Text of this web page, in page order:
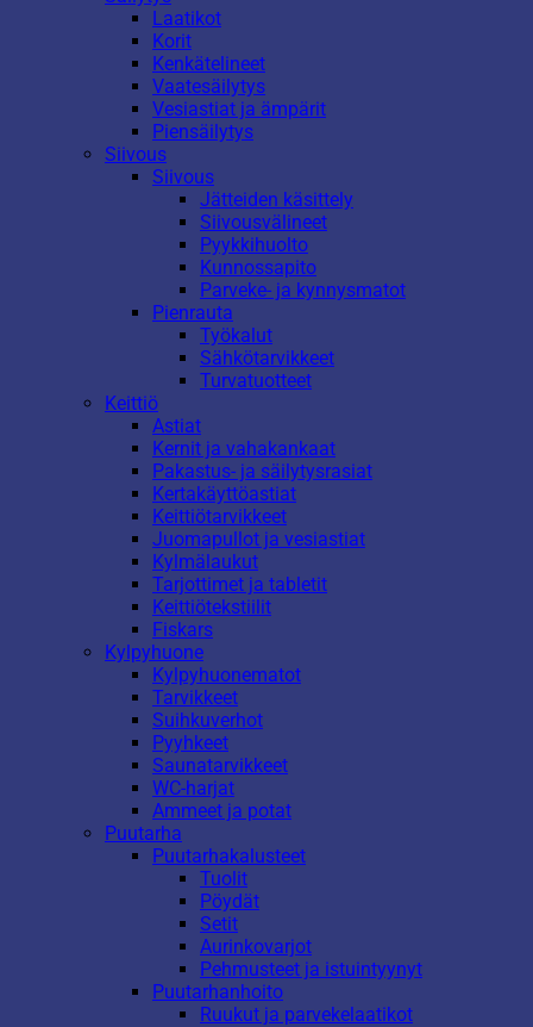
Laatikot
Korit
Kenkätelineet
Vaatesäilytys
Vesiastiat ja ämpärit
Piensäilytys
Siivous
Siivous
Jätteiden käsittely
Siivousvälineet
Pyykkihuolto
Kunnossapito
Parveke- ja kynnysmatot
Pienrauta
Työkalut
Sähkötarvikkeet
Turvatuotteet
Keittiö
Astiat
Kernit ja vahakankaat
Pakastus- ja säilytysrasiat
Kertakäyttöastiat
Keittiötarvikkeet
Juomapullot ja vesiastiat
Kylmälaukut
Tarjottimet ja tabletit
Keittiötekstiilit
Fiskars
Kylpyhuone
Kylpyhuonematot
Tarvikkeet
Suihkuverhot
Pyyhkeet
Saunatarvikkeet
WC-harjat
Ammeet ja potat
Puutarha
Puutarhakalusteet
Tuolit
Pöydät
Setit
Aurinkovarjot
Pehmusteet ja istuintyynyt
Puutarhanhoito
Ruukut ja parvekelaatikot